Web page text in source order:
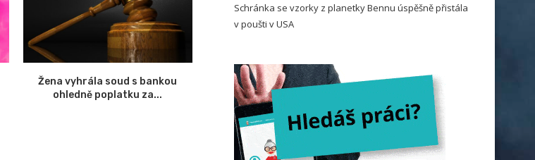
Žena vyhrála soud s bankou
ohledně poplatku za...
K českým kořenům či identitě se v
Schránka se vzorky z
Bennu úspěšně
Schránka se vzorky z planetky Bennu úspěšně přistála
v poušti v USA